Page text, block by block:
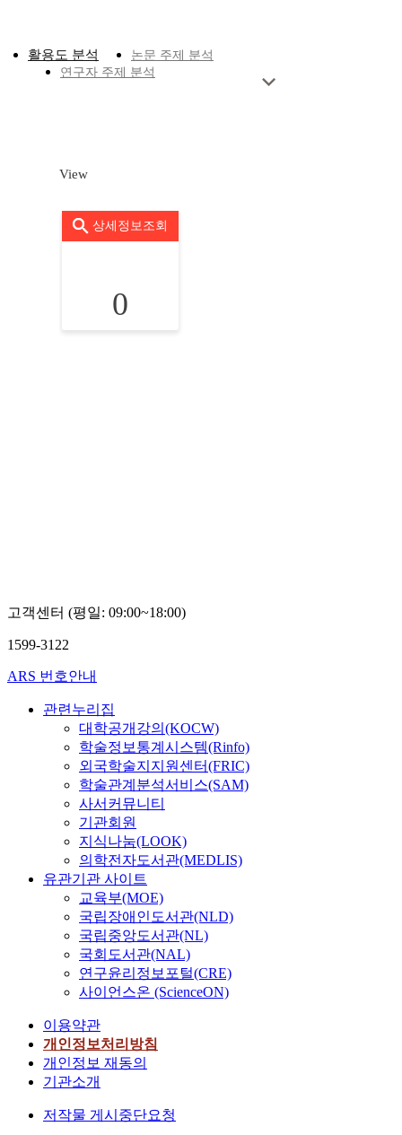
활용도 분석
논문 주제 분석
연구자 주제 분석
View
상세정보조회
0
고객센터 (평일: 09:00~18:00)
1599-3122
ARS 번호안내
관련누리집
대학공개강의(KOCW)
학술정보통계시스템(Rinfo)
외국학술지지원센터(FRIC)
학술관계분석서비스(SAM)
사서커뮤니티
기관회원
지식나눔(LOOK)
의학전자도서관(MEDLIS)
유관기관 사이트
교육부(MOE)
국립장애인도서관(NLD)
국립중앙도서관(NL)
국회도서관(NAL)
연구윤리정보포털(CRE)
사이언스온 (ScienceON)
이용약관
개인정보처리방침
개인정보 재동의
기관소개
저작물 게시중단요청